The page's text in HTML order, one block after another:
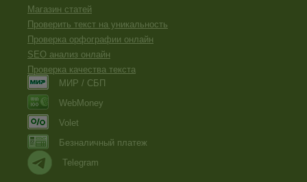
Магазин статей
Проверить текст на уникальность
Проверка орфографии онлайн
SEO анализ онлайн
Проверка качества текста
МИР / СБП
WebMoney
Volet
Безналичный платеж
Telegram